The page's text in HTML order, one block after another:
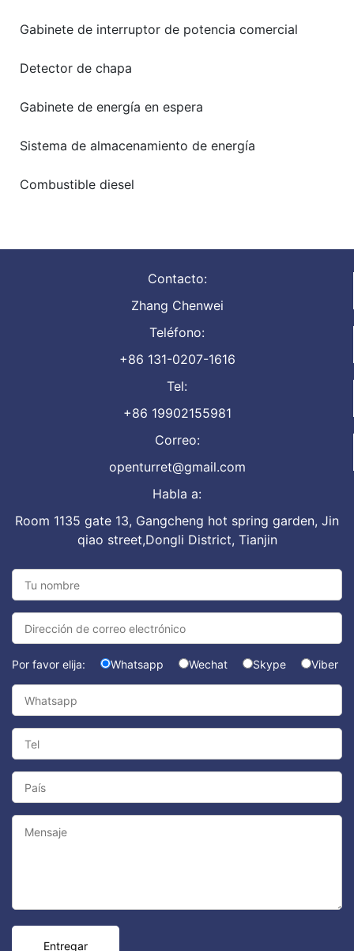
Gabinete de interruptor de potencia comercial
Detector de chapa
Gabinete de energía en espera
Sistema de almacenamiento de energía
Combustible diesel
Contacto:
Zhang Chenwei
Teléfono:
+86 131-0207-1616
Tel:
+86 19902155981
Correo:
openturret@gmail.com
Habla a:
Room 1135 gate 13, Gangcheng hot spring garden, Jin
qiao street,Dongli District, Tianjin
Por favor elija: Whatsapp Wechat Skype Viber